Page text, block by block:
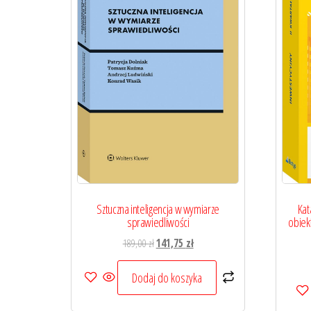
Sztuczna inteligencja w wymiarze
sprawiedliwości
189,00złPierwotna
cena
wynosiła:
189,00 zł.
141,75 złAktualna
cena
wynosi:
141,75 zł.
Dodaj do koszyka